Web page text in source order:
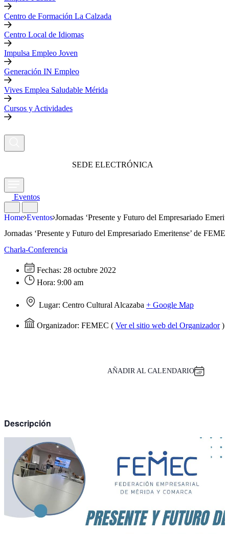
Centro de Formación La Calzada
Centro Local de Idiomas
Impulsa Empleo Joven
Generación IN Empleo
Vives Emplea Saludable Mérida
Cursos y Actividades
SEDE ELECTRÓNICA
Eventos
Home Eventos Jornadas ‘Presente y Futuro del Empresariado
Jornadas ‘Presente y Futuro del Empresariado Emeritense’ de
Charla-Conferencia
Fechas: 28 octubre 2022
Hora: 9:00 am
Lugar: Centro Cultural Alcazaba + Google Map
Organizador: FEMEC ( Ver el sitio web del Organizador)
AÑADIR AL CALENDARIO
Descripción